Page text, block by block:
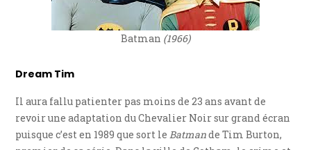
Batman (1966)
Dream Tim
Il aura fallu patienter pas moins de 23 ans avant de
revoir une adaptation du Chevalier Noir sur grand écran
puisque c’est en 1989 que sort leBatmande Tim Burton,